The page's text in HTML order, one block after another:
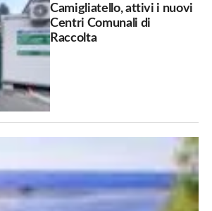
Camigliatello, attivi i nuovi
Centri Comunali di
Raccolta